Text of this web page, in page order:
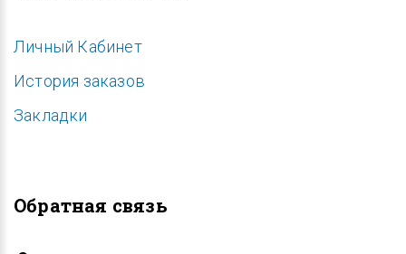
Личный Кабинет
История заказов
Закладки
Обратная связь